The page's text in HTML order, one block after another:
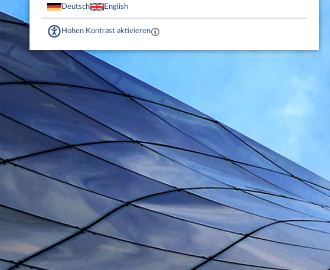
Deutsch English
Hohen Kontrast aktivieren